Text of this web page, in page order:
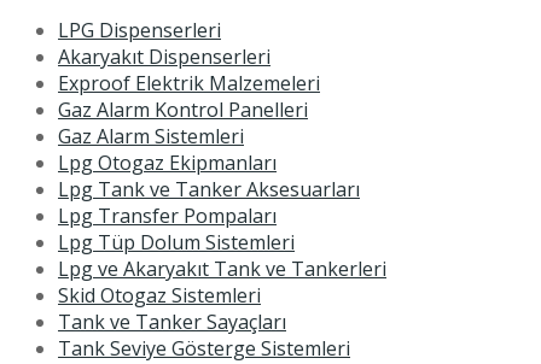
LPG Dispenserleri
Akaryakıt Dispenserleri
Exproof Elektrik Malzemeleri
Gaz Alarm Kontrol Panelleri
Gaz Alarm Sistemleri
Lpg Otogaz Ekipmanları
Lpg Tank ve Tanker Aksesuarları
Lpg Transfer Pompaları
Lpg Tüp Dolum Sistemleri
Lpg ve Akaryakıt Tank ve Tankerleri
Skid Otogaz Sistemleri
Tank ve Tanker Sayaçları
Tank Seviye Gösterge Sistemleri